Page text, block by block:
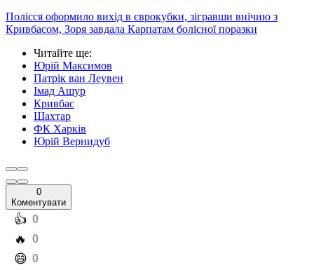
Полісся оформило вихід в єврокубки, зігравши внічию з
Кривбасом, Зоря завдала Карпатам болісної поразки
Читайте ще:
Юрій Максимов
Патрік ван Леувен
Імад Ашур
Кривбас
Шахтар
ФК Харків
Юрій Вернидуб
0
Коментувати
️👍 0
️🔥 0
️😄 0